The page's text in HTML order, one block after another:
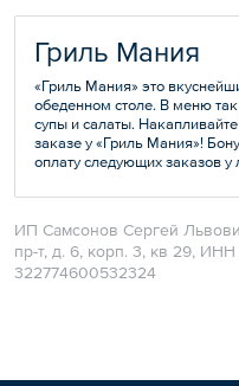
Гриль Мания
«Гриль Мания» это
обеденном столе. В меню
супы и салаты.
заказе у «Гриль Мания»!
оплату следующих заказов у
ИП Самсонов Сергей
пр-т, д. 6, корп. 3, кв 29,
322774600532324